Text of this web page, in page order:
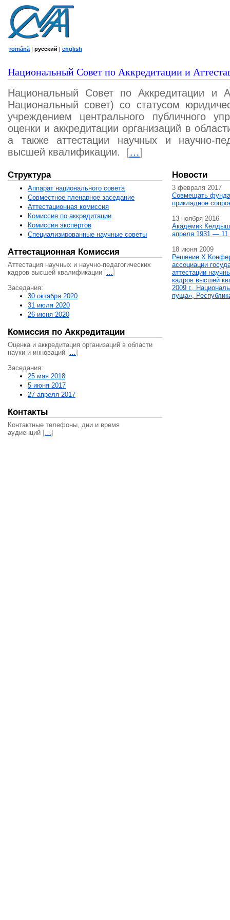
română | русский | english
Национальный Совет по Аккредитации и
Национальный Совет по Аккредитации и
Национальный совет) со статусом
учреждением центрального публичного
оценки и аккредитации организаций в
а также аттестации научных и научно-
высшей квалификации.
[…]
Структура
Аппарат национального совета
Совместное пленарное заседание
Аттестационная комисcия
Комиссия по аккредитации
Комиссия экспертов
Специализированные научные советы
Аттестационная Комиссия
Аттестация научных и научно-педагогических
кадров высшей квалификации […]
Заседания:
30 октября 2020
31 июля 2020
26 июня 2020
Комиссия по Аккредитации
Оценка и аккредитация организаций в области
науки и инноваций […]
Заседания:
25 мая 2018
5 июня 2017
27 апреля 2017
Контакты
Контактные телефоны, дни и время
аудиенций […]
Новости
3 февраля 2017
Совмещать
прикладное
13 ноября 2016
Академик
апреля 1931 — 11
18 июня 2009
Решение X
ассоциации
аттестации
кадров высшей
2009 г.,
пуща»,